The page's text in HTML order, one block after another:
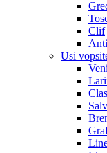
Clif
Usi